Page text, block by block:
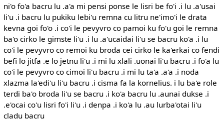
ni'o fo'a bacru lu .a'a mi pensi ponse le lisri be fo'i .i lu .a'usai
li'u .i bacru lu pukiku lebi'u remna cu litru ne'imo'i le drata
kevna goi fo'o .i co'i le pevyvro co pamoi ku fo'u goi le remna
ba'o cirko le gimste li'u .i lu .a'ucaidai li'u se bacru ko'a .i lu
co'i le pevyvro co remoi ku broda cei cirko le ka'erkai co fendi
befi lo jitfa .e lo jetnu li'u .i mi lu xlali .uonai li'u bacru .i fo'a lu
co'i le pevyvro co cimoi li'u bacru .i mi lu ta'a .a'a .i noda
xlazma la'edi'u li'u bacru .i cisma fa la kornelius. i lu ba'e role
terdi ba'o broda li'u se bacru .i ko'a bacru lu .aunai dukse .i
.e'ocai co'u lisri fo'i li'u .i denpa .i ko'a lu .au lurba'otai li'u
cladu bacru